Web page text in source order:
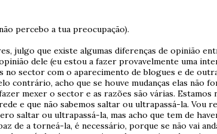
percebo a tua preocupação).
julgo que existe algumas diferenças de opinião
dele (eu estou a fazer provavelmente uma
no sector com o aparecimento de blogues e de
contrário, acho que se houve mudanças elas não
mexer o sector e as razões são várias. Estamos
e que não sabemos saltar ou ultrapassá-la. Vou
saltar ou ultrapassá-la, mas acho que tem de
de a torneá-la, é necessário, porque se não vai